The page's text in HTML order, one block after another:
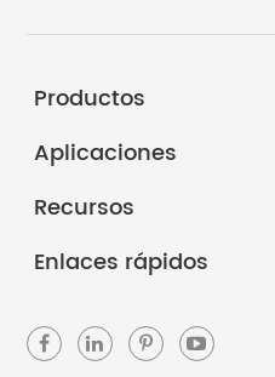
Productos
Aplicaciones
Recursos
Enlaces rápidos